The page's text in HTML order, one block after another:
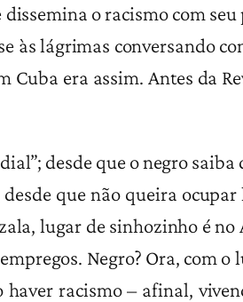
o racismo com
às lágrimas conversando
Cuba era assim. Antes da
desde que o negro
que não queira
lugar de sinhozinho é
Negro? Ora, com
racismo – afinal,